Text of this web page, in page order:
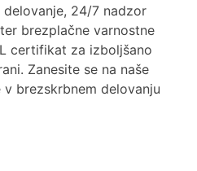
24/7 nadzor
brezplačne varnostne
certifikat za izboljšano
Zanesite se na naše
brezskrbnem delovanju